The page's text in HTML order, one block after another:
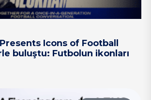
Icons of Football
buluştu: Futbolun ikonları